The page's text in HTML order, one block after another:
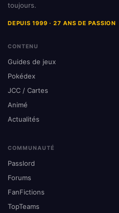
toujours.
DEPUIS 1999 · 27 ANS DE PASSION
CONTENU
Guides de jeux
Pokédex
JCC / Cartes
Animé
Actualités
COMMUNAUTÉ
Passlord
Forums
FanFictions
TopTeams